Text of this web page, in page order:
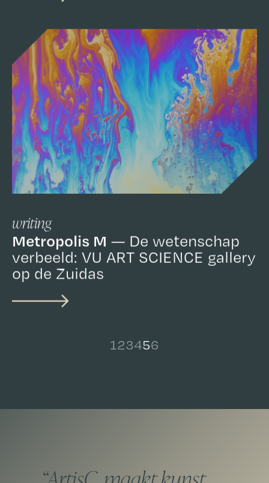
writing
Metropolis M
De wetenschap
verbeeld: VU ART SCIENCE gallery
op de Zuidas
123456